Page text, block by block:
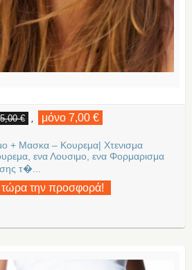
€ μόνο 7,00 €
+ Μασκα – Κουρεμα| Χτενισμα
ενα Λουσιμο, ενα Φορμαρισμα
τ�...
τώρα την προσφορά!